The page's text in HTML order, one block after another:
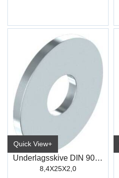
Quick View+
Underlagsskive DIN 9021 VZ M 8
8,4X25X2,0